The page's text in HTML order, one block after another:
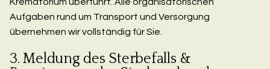
Aufgaben rund um Transport und Versorgung
übernehmen wir vollständig für Sie.
3. Meldung des Sterbefalls &